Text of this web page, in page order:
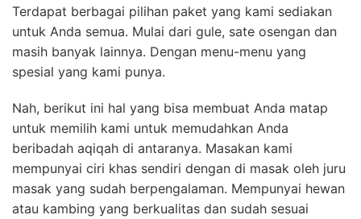
Terdapat berbagai pilihan paket yang kami sediakan
untuk Anda semua. Mulai dari gule, sate osengan dan
masih banyak lainnya. Dengan menu-menu yang
spesial yang kami punya.
Nah, berikut ini hal yang bisa membuat Anda matap
untuk memilih kami untuk memudahkan Anda
beribadah aqiqah di antaranya. Masakan kami
mempunyai ciri khas sendiri dengan di masak oleh juru
masak yang sudah berpengalaman. Mempunyai hewan
atau kambing yang berkualitas dan sudah sesuai